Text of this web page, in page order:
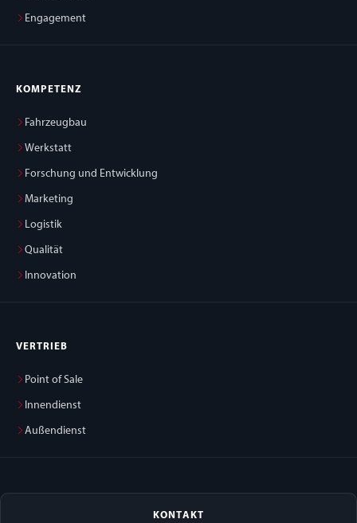
Engagement
KOMPETENZ
Fahrzeugbau
Werkstatt
Forschung und Entwicklung
Marketing
Logistik
Qualität
Innovation
VERTRIEB
Point of Sale
Innendienst
Außendienst
KONTAKT